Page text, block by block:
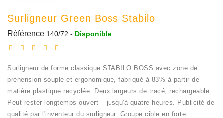
Surligneur Green Boss Stabilo
Référence 140/72 - Disponible
Surligneur de forme classique STABILO BOSS avec zone de
préhension souple et ergonomique, fabriqué à 83% à partir de
matière plastique recyclée. Deux largeurs de tracé, rechargeable.
Peut rester longtemps ouvert – jusqu'à quatre heures. Publicité de
qualité par l'inventeur du surligneur. Groupe cible en forte